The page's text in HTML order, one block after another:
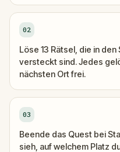
02
Löse 13 Rätsel, die in
versteckt sind. Jedes
nächsten Ort frei.
03
Beende das Quest bei
sieh, auf welchem Platz